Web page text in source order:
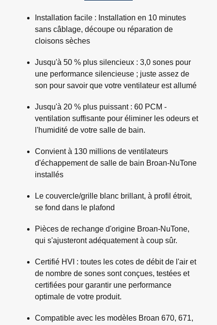
Installation facile : Installation en 10 minutes
sans câblage, découpe ou réparation de
cloisons sèches
Jusqu'à 50 % plus silencieux : 3,0 sones pour
une performance silencieuse ; juste assez de
son pour savoir que votre ventilateur est allumé
Jusqu'à 20 % plus puissant : 60 PCM -
ventilation suffisante pour éliminer les odeurs et
l'humidité de votre salle de bain.
Convient à 130 millions de ventilateurs
d'échappement de salle de bain Broan-NuTone
installés
Le couvercle/grille blanc brillant, à profil étroit,
se fond dans le plafond
Pièces de rechange d'origine Broan-NuTone,
qui s'ajusteront adéquatement à coup sûr.
Certifié HVI : toutes les cotes de débit de l'air et
de nombre de sones sont conçues, testées et
certifiées pour garantir une performance
optimale de votre produit.
Compatible avec les modèles Broan 670, 671,